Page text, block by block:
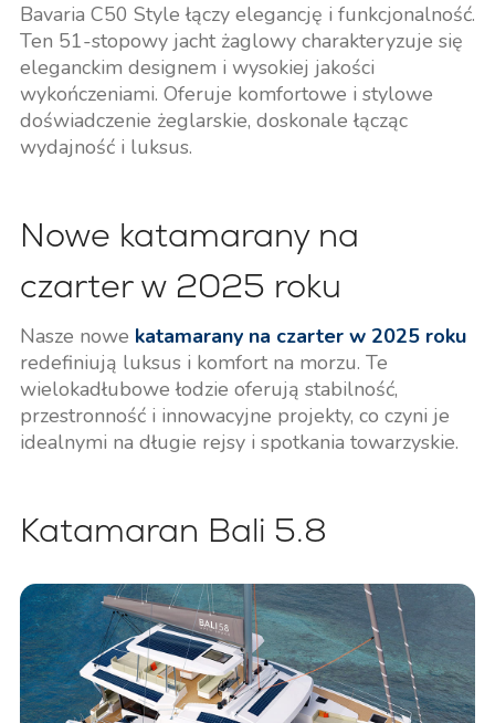
Bavaria C50 Style łączy elegancję i funkcjonalność.
Ten 51-stopowy jacht żaglowy charakteryzuje się
eleganckim designem i wysokiej jakości
wykończeniami. Oferuje komfortowe i stylowe
doświadczenie żeglarskie, doskonale łącząc
wydajność i luksus.
Nowe katamarany na
czarter w 2025 roku
Nasze nowe katamarany na czarter w 2025 roku
redefiniują luksus i komfort na morzu. Te
wielokadłubowe łodzie oferują stabilność,
przestronność i innowacyjne projekty, co czyni je
idealnymi na długie rejsy i spotkania towarzyskie.
Katamaran Bali 5.8